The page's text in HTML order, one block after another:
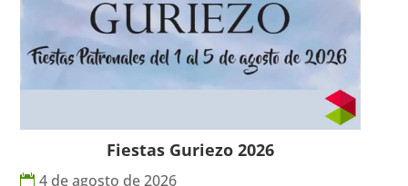
Fiestas Guriezo 2026
4 de agosto de 2026